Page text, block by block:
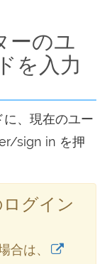
ーのユ
を入力
、現在のユー
sign in を押
グイン
合は、